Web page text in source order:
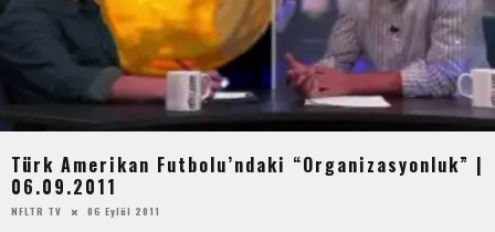
Türk Amerikan Futbolu’ndaki “Organizasyonluk” |
06.09.2011
NFLTR TV 06 Eylül 2011